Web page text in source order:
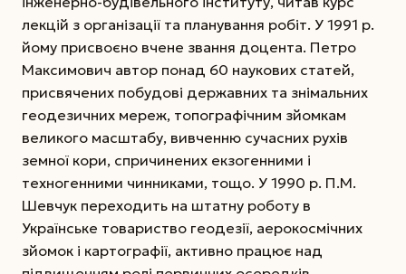
лекцій з організації та планування робіт. У 1991 р.
йому присвоєно вчене звання доцента. Петро
Максимович автор понад 60 наукових статей,
присвячених побудові державних та знімальних
геодезичних мереж, топографічним зйомкам
великого масштабу, вивченню сучасних рухів
земної кори, спричинених екзогенними і
техногенними чинниками, тощо. У 1990 р. П.М.
Шевчук переходить на штатну роботу в
Українське товариство геодезії, аерокосмічних
зйомок і картографії, активно працює над